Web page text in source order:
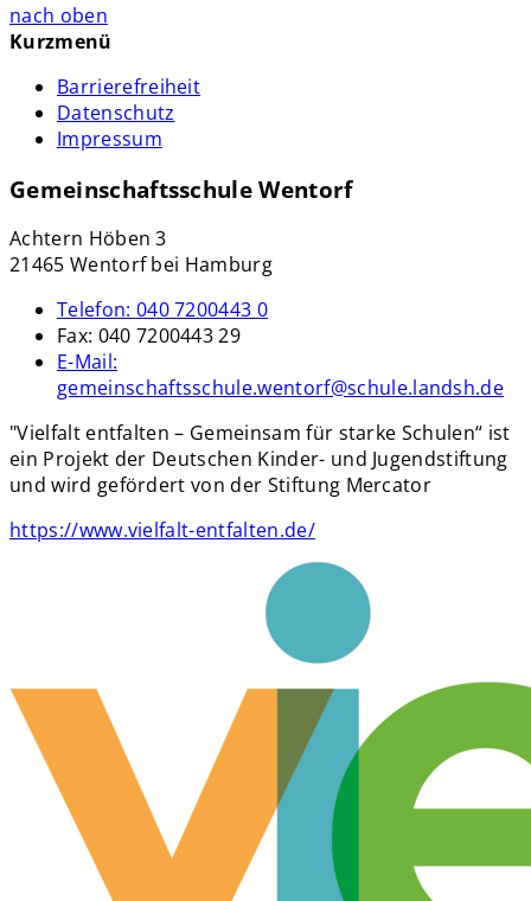
nach oben
Kurzmenü
Barrierefreiheit
Datenschutz
Impressum
Gemeinschaftsschule Wentorf
Achtern Höben 3
21465 Wentorf bei Hamburg
Telefon: 040 7200443 0
Fax: 040 7200443 29
E-Mail:
gemeinschaftsschule.wentorf@schule.landsh.de
"Vielfalt entfalten – Gemeinsam für starke Schulen“ ist
ein Projekt der Deutschen Kinder- und Jugendstiftung
und wird gefördert von der Stiftung Mercator
https://www.vielfalt-entfalten.de/